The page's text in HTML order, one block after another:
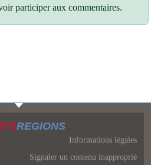
participer aux commentaires.
REGIONS
Informations légales
Signaler un contenu inapproprié